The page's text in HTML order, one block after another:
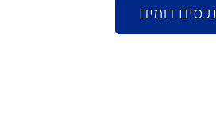
נכסים דומים